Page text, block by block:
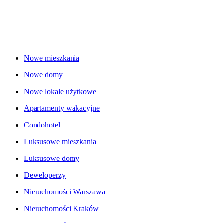
Nowe mieszkania
Nowe domy
Nowe lokale użytkowe
Apartamenty wakacyjne
Condohotel
Luksusowe mieszkania
Luksusowe domy
Deweloperzy
Nieruchomości Warszawa
Nieruchomości Kraków